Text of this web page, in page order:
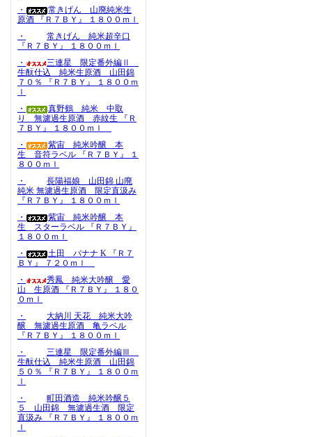
・
常きげん 山廃純米生
原酒 『Ｒ７ＢＹ』 １８００ｍｌ
・
常きげん 純米超辛口
『Ｒ７ＢＹ』 １８００ｍｌ
・
三連星 限定番外編Ⅱ
生酛仕込 純米生原酒 山田錦
７０％ 『Ｒ７ＢＹ』 １８００ｍ
ｌ
・
真野鶴 純米 中取
り 無濾過生原酒 赤紋生 『Ｒ
７ＢＹ』 １８００ｍｌ
・
紫宙 純米吟醸 本
生 音符ラベル 『Ｒ７ＢＹ』 １
８００ｍｌ
・
長陽福娘 山田錦 山廃
純米 無濾過生原酒 限定直汲み
『Ｒ７ＢＹ』 １８００ｍｌ
・
紫宙 純米吟醸 本
生 スターラベル 『Ｒ７ＢＹ』
１８００ｍｌ
・
土田 バナナ K 『Ｒ７
ＢＹ』 ７２０ｍｌ
・
秀鳳 純米大吟醸 愛
山 生原酒 『Ｒ７ＢＹ』 １８０
０ｍｌ
・
大納川 天花 純米大吟
醸 無濾過生原酒 亀ラベル
『Ｒ７ＢＹ』 １８００ｍｌ
・
三連星 限定番外編Ⅲ
生酛仕込 純米生原酒 山田錦
５０％ 『Ｒ７ＢＹ』 １８００ｍ
ｌ
・
町田酒造 純米吟醸５
５ 山田錦 無濾過生酒 限定
直汲み 『Ｒ７ＢＹ』 １８００ｍ
ｌ